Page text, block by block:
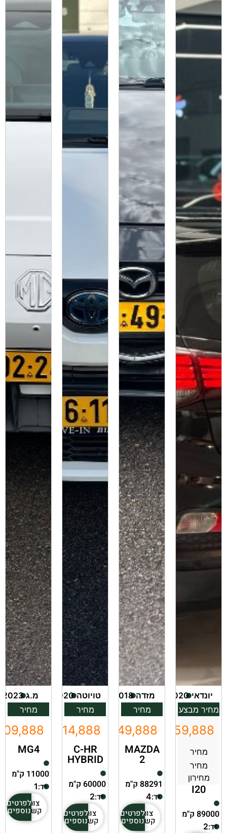
יונדאי 2020
מחיר מבצע
מחיר
מחיר
מחירון
₪59,888
I20
89000 ק"מ
יד:2
מזדה 2018
מחיר
₪49,888
MAZDA
2
88291 ק"מ
יד:4
צור
קשר
לפרטים
נוספים
טויוטה 2020
מחיר
₪114,888
C-HR
HYBRID
60000 ק"מ
יד:2
צור
קשר
לפרטים
נוספים
מ.ג 2023
מחיר
MG4
11000 ק"מ
יד:1
צור
קשר
לפרטים
נוספים